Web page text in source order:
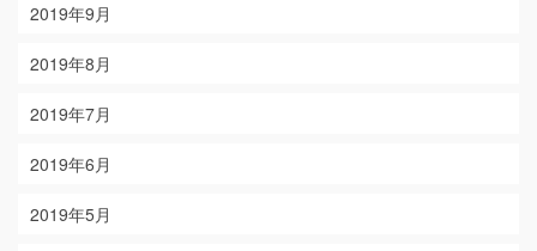
2019年9月
2019年8月
2019年7月
2019年6月
2019年5月